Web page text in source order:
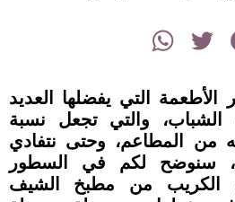
Twitter
WhatsApp
الأطعمة التي يفضلها العديد
والتي تجعل نسبة
من المطاعم، وحتى نتفادي
سنوضح لكم في السطور
الكريب من مطبخ الشيف